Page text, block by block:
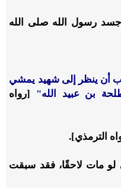
رسول الله صلى الله
أن ينظر إلى شهيد يمشي
بن عبيد الله" [رواه
الترمذي].
لو مات لاحقًا، فقد سبقت